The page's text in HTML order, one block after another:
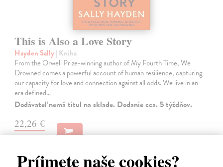
Príjmete naše cookies?
This is Also a Love Story
Hayden Sally| Kniha
From the Orwell Prize-winning author of My Fourth Time, We
Drowned comes a powerful account of human resilience, capturing
our capacity for love and connection against all odds. We live in an
era defined…
Dodávateľ nemá titul na sklade. Dodanie cca. 5 týždňov.
22,26 €